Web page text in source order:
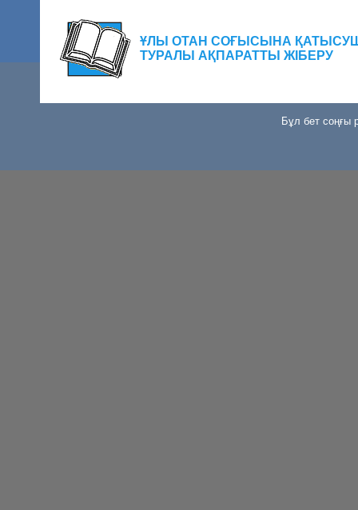
ҰЛЫ ОТАН СОҒЫСЫНА
ТУРАЛЫ АҚПАРАТТЫ ЖІБЕРУ
Бұл бет соңғы